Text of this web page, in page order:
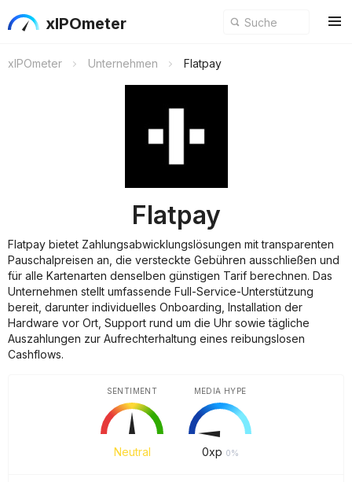
xIPOmeter
xIPOmeter Unternehmen Flatpay
Flatpay
Flatpay bietet Zahlungsabwicklungslösungen mit transparenten
Pauschalpreisen an, die versteckte Gebühren ausschließen und
für alle Kartenarten denselben günstigen Tarif berechnen. Das
Unternehmen stellt umfassende Full-Service-Unterstützung
bereit, darunter individuelles Onboarding, Installation der
Hardware vor Ort, Support rund um die Uhr sowie tägliche
Auszahlungen zur Aufrechterhaltung eines reibungslosen
Cashflows.
Neutral
SENTIMENT
0xp 0%
MEDIA HYPE